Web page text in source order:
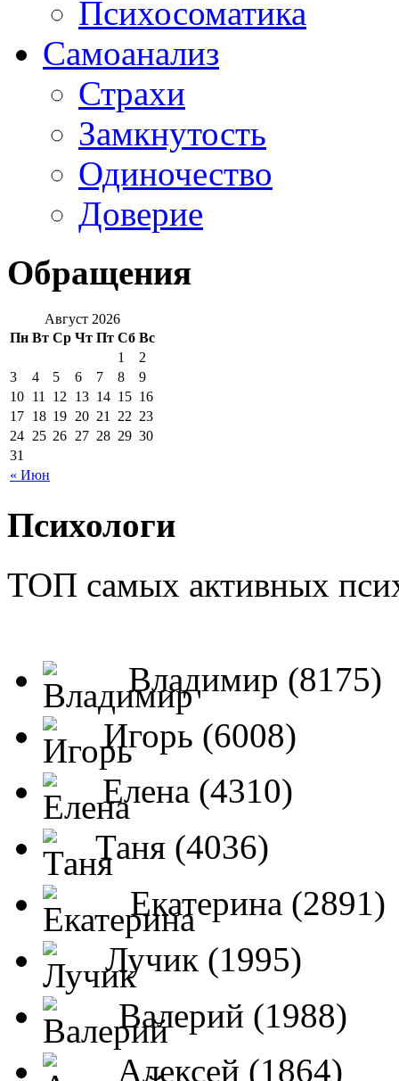
Психосоматика
Самоанализ
Страхи
Замкнутость
Одиночество
Доверие
Обращения
Август 2026
Пн Вт Ср Чт Пт Сб Вс
« Июн
1
2
3
4 5 6 7 8
9
10 11 12 13 14 15 16
17 18 19 20 21 22 23
24 25 26 27 28 29 30
31
Психологи
ТОП самых активных
Владимир (8175)
Игорь (6008)
Елена (4310)
Таня (4036)
Екатерина (2891)
Лучик (1995)
Валерий (1988)
Алексей (1864)